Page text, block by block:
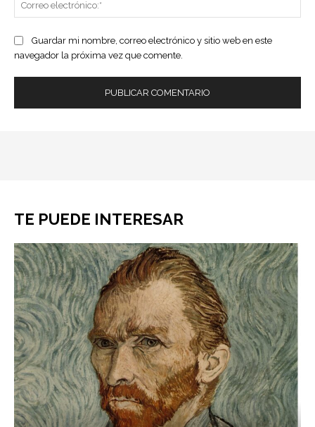
Guardar mi nombre, correo electrónico y sitio web en este
navegador la próxima vez que comente.
TE PUEDE INTERESAR